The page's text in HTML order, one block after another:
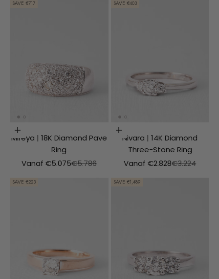
SAVE €717
Choosing options
Mireya | 18K Diamond Pave
Ring
Aanbiedingsprijs
Vanaf €5.075Normale prijs
€5.786
SAVE €403
Choosing options
Nivara | 14K Diamond
Three-Stone Ring
Aanbiedingsprijs
Vanaf €2.828Normale prijs
€3.224
SAVE €223 SAVE €1,489